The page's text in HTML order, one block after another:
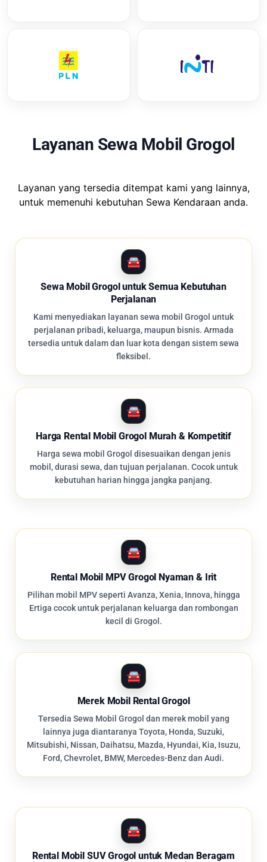
Layanan Sewa Mobil Grogol
Layanan yang tersedia ditempat kami yang lainnya,
untuk memenuhi kebutuhan Sewa Kendaraan anda.
Sewa Mobil Grogol untuk Semua Kebutuhan
Perjalanan
Kami menyediakan layanan sewa mobil Grogol untuk
perjalanan pribadi, keluarga, maupun bisnis. Armada
tersedia untuk dalam dan luar kota dengan sistem sewa
fleksibel.
Harga Rental Mobil Grogol Murah & Kompetitif
Harga sewa mobil Grogol disesuaikan dengan jenis
mobil, durasi sewa, dan tujuan perjalanan. Cocok untuk
kebutuhan harian hingga jangka panjang.
Rental Mobil MPV Grogol Nyaman & Irit
Pilihan mobil MPV seperti Avanza, Xenia, Innova, hingga
Ertiga cocok untuk perjalanan keluarga dan rombongan
kecil di Grogol.
Merek Mobil Rental Grogol
Tersedia Sewa Mobil Grogol dan merek mobil yang
lainnya juga diantaranya Toyota, Honda, Suzuki,
Mitsubishi, Nissan, Daihatsu, Mazda, Hyundai, Kia, Isuzu,
Ford, Chevrolet, BMW, Mercedes-Benz dan Audi.
Rental Mobil SUV Grogol untuk Medan Beragam